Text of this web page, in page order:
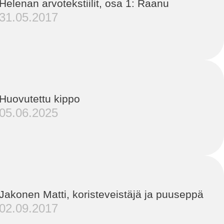
Helenan arvotekstiilit, osa 1: Raanu
31.05.2017
Huovutettu kippo
05.06.2025
Matti, koristeveistäjä ja puuseppä
02.09.2017